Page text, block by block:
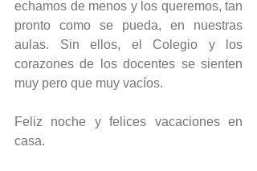
echamos de menos y los queremos, tan
pronto como se pueda, en nuestras
aulas. Sin ellos, el Colegio y los
corazones de los docentes se sienten
muy pero que muy vacíos.
Feliz noche y felices vacaciones en
casa.